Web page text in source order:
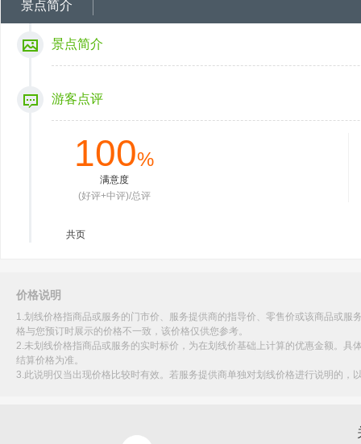
景点简介
景点简介
游客点评
100%
满意度
(好评+中评)/总评
共页
价格说明
1.划线价格指商品或服务的门市价、服务提供商的指导价、零售价或该商品或
格与您预订时展示的价格不一致，该价格仅供您参考。
2.未划线价格指商品或服务的实时标价，为在划线价基础上计算的优惠金额。
结算价格为准。
3.此说明仅当出现价格比较时有效。若服务提供商单独对划线价格进行说明的